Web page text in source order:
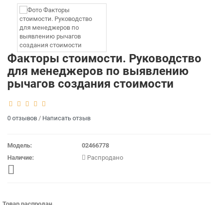
Факторы стоимости. Руководство
для менеджеров по выявлению
рычагов создания стоимости
0 отзывов / Написать отзыв
Модель:
02466778
Наличие:
Распродано